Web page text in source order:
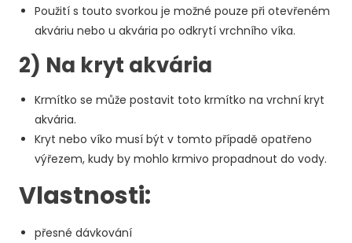
Použití s touto svorkou je možné pouze při otevřeném
akváriu nebo u akvária po odkrytí vrchního víka.
2) Na kryt akvária
Krmítko se může postavit toto krmítko na vrchní kryt
akvária.
Kryt nebo víko musí být v tomto případě opatřeno
výřezem, kudy by mohlo krmivo propadnout do vody.
Vlastnosti:
přesné dávkování